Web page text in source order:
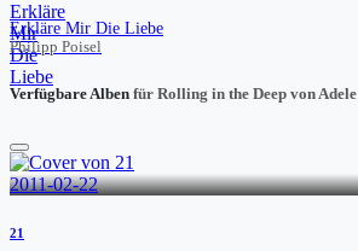
Erkläre Mir Die Liebe
Philipp Poisel
Verfügbare Alben für Rolling in the Deep von Adele
2011-02-22
21